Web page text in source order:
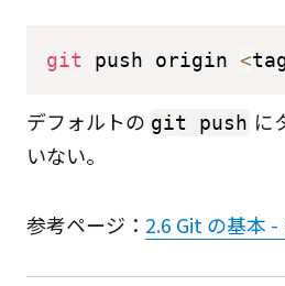
git push origin <
デフォルトの git push に
いない。
参考ページ： 2.6 Git の基本 -